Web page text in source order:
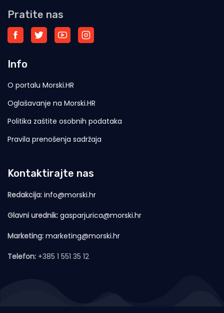
Pratite nas
Info
O portalu Morski.HR
Oglašavanje na Morski.HR
Politika zaštite osobnih podataka
Pravila prenošenja sadržaja
Kontaktirajte nas
Redakcija: info@morski.hr
Glavni urednik: gasparjurica@morski.hr
Marketing: marketing@morski.hr
Telefon: +385 1 551 35 12